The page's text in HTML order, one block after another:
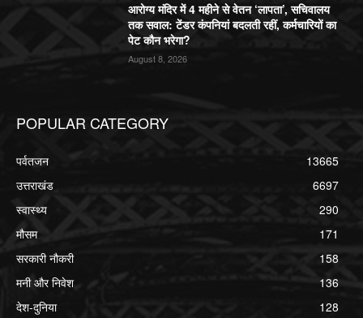
आरोग्य मंदिर में 4 महीने से वेतन ‘लापता’, सचिवालय
तक सवाल: टेंडर कंपनियां बदलती रहीं, कर्मचारियों का
पेट कौन भरेगा?
August 8, 2026
POPULAR CATEGORY
पर्वतजन
13665
उत्तराखंड
6697
स्वास्थ्य
290
मौसम
171
सरकारी नौकरी
158
मनी और निवेश
136
देश-दुनिया
128